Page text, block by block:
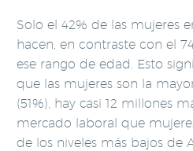
Solo el 42% de las mujeres
hacen, en contraste con el
ese rango de edad. Esto
que las mujeres son la
(51%), hay casi 12 millones
mercado laboral que
de los niveles más bajos de